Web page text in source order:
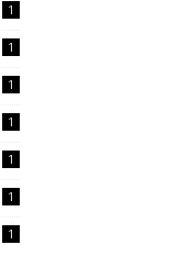
1
1
1
1
1
1
1